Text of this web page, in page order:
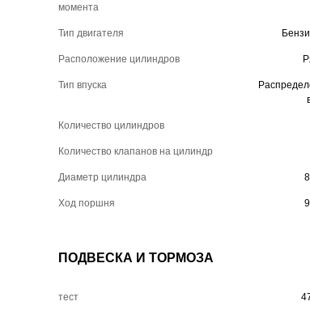
момента
Тип двигателя
Расположение цилиндров
Тип впуска
Количество цилиндров
Количество клапанов на цилиндр
Диаметр цилиндра
Ход поршня
ПОДВЕСКА И ТОРМОЗА
тест